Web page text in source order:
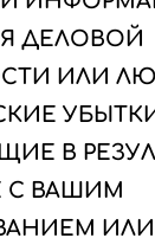
ДЕЛОВОЙ
ИЛИ
В
С ВАШИМ
ИЛИ